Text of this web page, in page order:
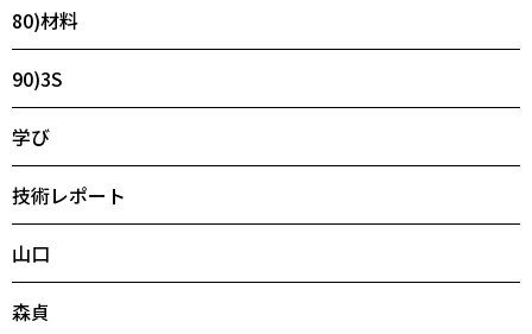
80)材料
90)3S
学び
技術レポート
山口
森貞